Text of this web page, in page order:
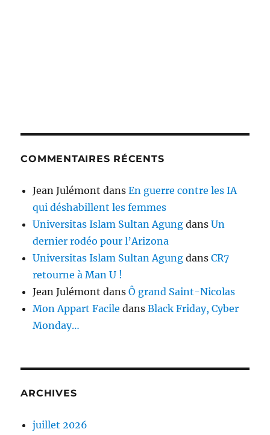
COMMENTAIRES RÉCENTS
Jean Julémont dansEn guerre contre les IA
qui déshabillent les femmes
Universitas Islam Sultan Agung dansUn
dernier rodéo pour l’Arizona
Universitas Islam Sultan Agung dansCR7
retourne à Man U !
Jean Julémont dansÔ grand Saint-Nicolas
Mon Appart Facile dansBlack Friday, Cyber
Monday…
ARCHIVES
juillet 2026